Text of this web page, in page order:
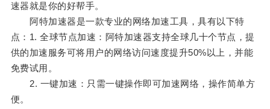
速器就是你的好帮手。
阿特加速器是一款专业的网络加速工具，具有以下特
点：1. 全球节点加速：阿特加速器支持全球几十个节点，提
供的加速服务可将用户的网络访问速度提升50%以上，并能
免费试用。
2. 一键加速：只需一键操作即可加速网络，操作简单方
便。